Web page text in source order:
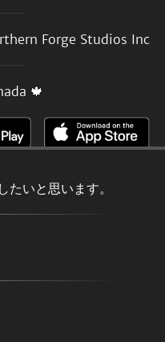
いと思います。
Forge Studios Inc
🍁